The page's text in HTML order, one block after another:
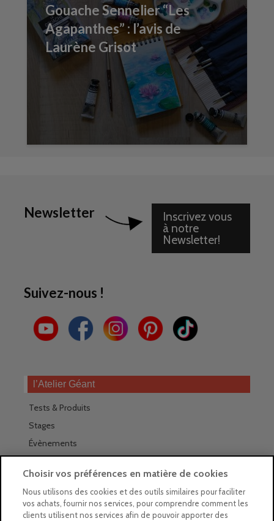
Gouache Sennelier “Les
Agapanthes” : l’avis de
Laurène Grisot
Newsletter
Inscrivez vous
à notre
Newsletter!
Suivez-nous !
l’Atelier Géant
Tests & Produits
Stages
Évènements
Trouver nos magasins
La newsletter des magasins
Choisir vos préférences en matière de cookies
Nous utilisons des cookies et des outils similaires pour faciliter
vos achats, fournir nos services, pour comprendre comment les
clients utilisent nos services afin de pouvoir apporter des